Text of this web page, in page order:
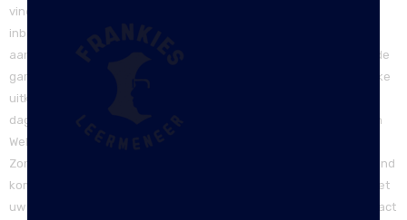
vindt na de garantietermijn. Mogelijk is deze te claimen op de
inboedelverzekering. Voor beide situaties geldt dat er zonder een
aankoopbon niet terugbetaald kan worden. Na het vervallen van de
garantietermijn, komt ook de nieuwwaarde te vervallen bij mogelijke
uitkering van een schade. Er wordt dan uitgekeerd op basis van
dagwaarde. Indien u akkoord gaat met de Algemene Voorwaarden
Webwinkel, verzoeken wij u vriendelijk het vakje aan te vinken.
Zonder het vakje aan te vinken, kan er geen overeenkomst tot stand
komen. Uiteraard hopen wij van harte dat u veel plezier beleefd met
uw aankoop! Indien u nog vragen heeft, dan kunt u uiteraard contact